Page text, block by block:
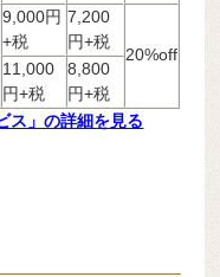
9,000円
+税
7,200
円+税
20%off
11,000
円+税
8,800
円+税
ス」の詳細を見る